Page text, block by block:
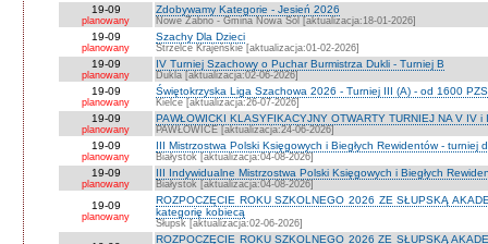
19-09
planowany
Zdobywamy Kategorie - Jesień 2026
Nowe Żabno - Gmina Nowa Sól [aktualizacja:18-01-2026]
19-09
planowany
Szachy Dla Dzieci
Strzelce Krajeńskie [aktualizacja:01-02-2026]
19-09
planowany
IV Turniej Szachowy o Puchar Burmistrza Dukli - Turniej B
Dukla [aktualizacja:02-06-2026]
19-09
planowany
Świętokrzyska Liga Szachowa 2026 - Turniej III (A) - od 1600
Kielce [aktualizacja:26-07-2026]
19-09
planowany
PAWŁOWICKI KLASYFIKACYJNY OTWARTY TURNIEJ NA V IV i
PAWŁOWICE [aktualizacja:24-06-2026]
19-09
planowany
III Mistrzostwa Polski Księgowych i Biegłych Rewidentów - turniej
Białystok [aktualizacja:04-08-2026]
19-09
planowany
III Indywidualne Mistrzostwa Polski Księgowych i Biegłych
Białystok [aktualizacja:04-08-2026]
19-09
planowany
ROZPOCZĘCIE ROKU SZKOLNEGO 2026 ZE SŁUPSKĄ
kategorię kobiecą
Słupsk [aktualizacja:02-06-2026]
ROZPOCZĘCIE ROKU SZKOLNEGO 2026 ZE SŁUPSKĄ